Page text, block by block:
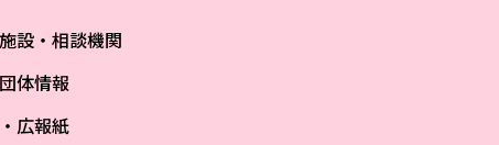
設・相談機関
体情報
広報紙